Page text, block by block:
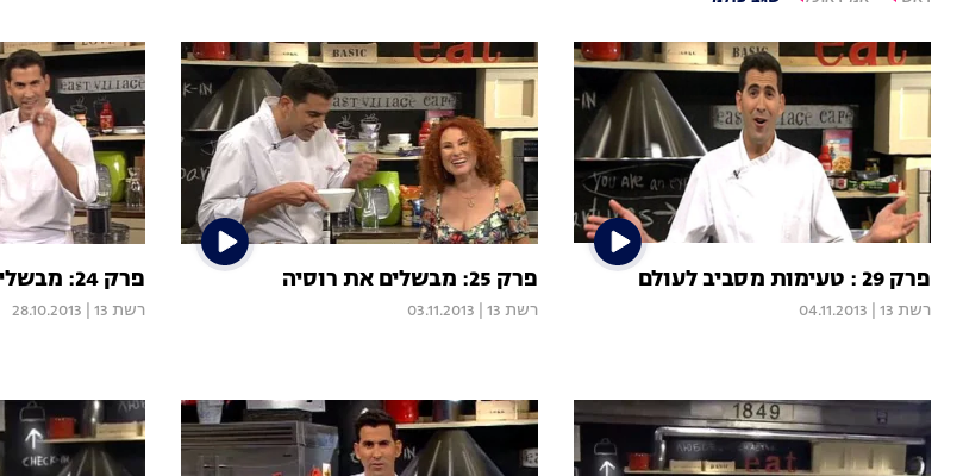
פרק 29 : טעימות מסביב לעולם
רשת 13 04.11.2013
פרק 25: מבשלים את רוסיה
רשת 13 03.11.2013
פרק 24: מבשלים את מרוקו
רשת 13 28.10.2013